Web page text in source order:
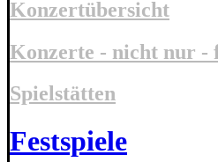
Konzertübersicht
Konzerte - nicht nur -
Spielstätten
Festspiele